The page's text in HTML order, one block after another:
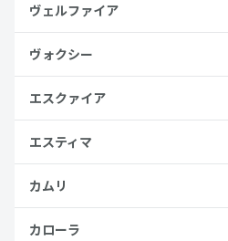
ヴェルファイア
ヴォクシー
エスクァイア
エスティマ
カムリ
カローラ